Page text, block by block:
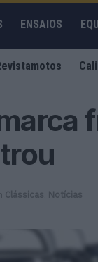
ENSAIOS
Clássicas Notícias